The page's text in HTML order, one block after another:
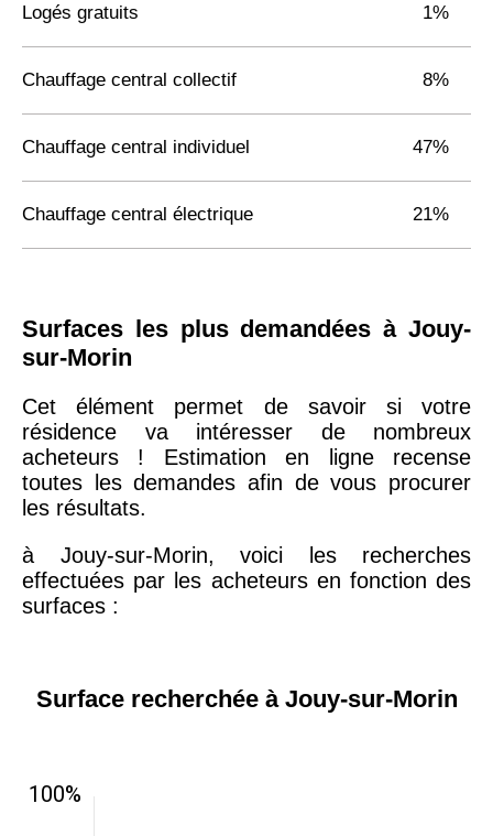
Logés gratuits 1%
Chauffage central collectif 8%
Chauffage central individuel 47%
Chauffage central électrique 21%
Surfaces les plus demandées à Jouy-
sur-Morin
Cet élément permet de savoir si votre
résidence va intéresser de nombreux
acheteurs ! Estimation en ligne recense
toutes les demandes afin de vous procurer
les résultats.
à Jouy-sur-Morin, voici les recherches
effectuées par les acheteurs en fonction des
surfaces :
Surface recherchée à Jouy-sur-Morin